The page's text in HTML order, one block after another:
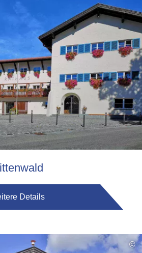
Details
©